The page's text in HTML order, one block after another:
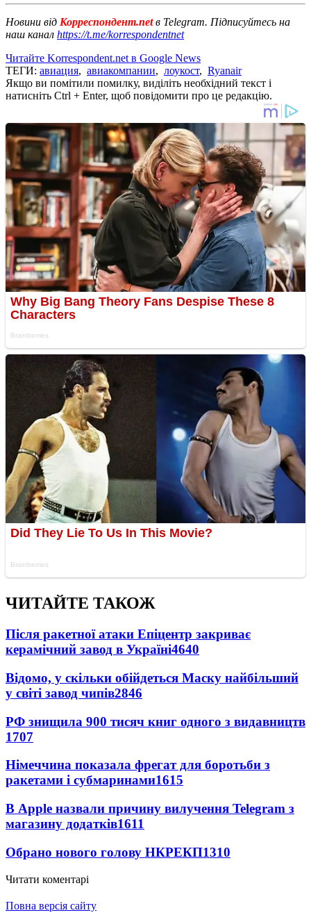
Новини від Корреспондент.netв Telegram. Підписуйтесь на
наш канал https://t.me/korrespondentnet
Читайте Korrespondent.net в Google News
ТЕГИ: авиация, авиакомпании, лоукост, Ryanair
Якщо ви помітили помилку, виділіть необхідний текст і
натисніть Ctrl + Enter, щоб повідомити про це редакцію.
ЧИТАЙТЕ ТАКОЖ
Після ракетної атаки Епіцентр закриває
керамічний завод в Україні4640
Відомо, у скільки обійдеться Маску найбільший
у світі завод чипів2846
РФ знищила 900 тисяч книг одного з видавництв
1707
Німеччина показала фрегат для боротьби з
ракетами і субмаринами1615
В Apple назвали причину вилучення Telegram з
магазину додатків1611
Обрано нового голову НКРЕКП1310
Читати коментарі
Повна версія сайту